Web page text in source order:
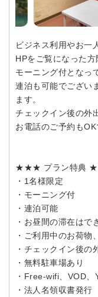
ビジネス利用やお一
HPをご覧になった
モーニング付となっ
連泊も可能でござい
ます。
チェックイン後の外
お電話のご予約もOK
★★★ プラン特典
・1名様限定
・モーニング付
・連泊可能
・お昼間の滞在はで
・ご利用中のお荷物
・チェックイン後の
・無料駐車場あり
・Free-wifi、VOD
・法人名領収書発行